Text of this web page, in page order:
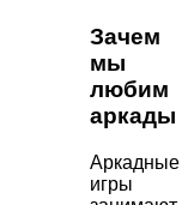
Зачем
мы
любим
аркады
Аркадные
игры